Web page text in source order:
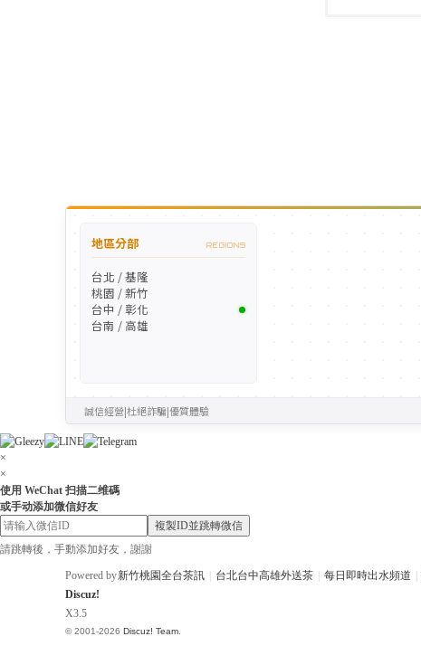
地區分部 REGIONS
台北 / 基隆
桃園 / 新竹
台中 / 彰化
台南 / 高雄
誠信經營|杜絕詐騙|優質體驗
×
×
使用 WeChat 扫描二维碼
或手动添加微信好友
複製ID並跳轉微信
請跳轉後，手動添加好友，謝謝
新竹桃園全台茶訊 台北台中高雄外送茶 每日即時出水頻道
Powered by
Discuz!
X3.5
© 2001-2026 Discuz! Team